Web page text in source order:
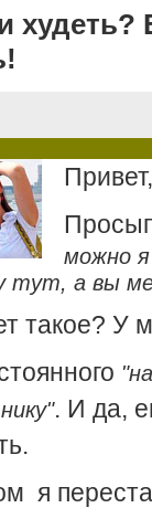
можно
тут, а вы
такое? У
. И да,
я